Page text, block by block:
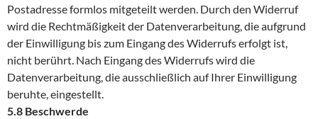
Postadresse formlos mitgeteilt werden. Durch den Widerruf
wird die Rechtmäßigkeit der Datenverarbeitung, die aufgrund
der Einwilligung bis zum Eingang des Widerrufs erfolgt ist,
nicht berührt. Nach Eingang des Widerrufs wird die
Datenverarbeitung, die ausschließlich auf Ihrer Einwilligung
beruhte, eingestellt.
5.8 Beschwerde